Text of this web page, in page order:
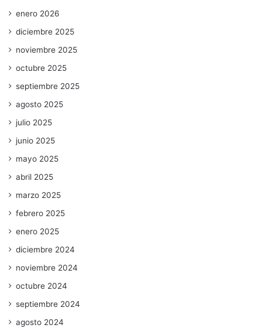
enero 2026
diciembre 2025
noviembre 2025
octubre 2025
septiembre 2025
agosto 2025
julio 2025
junio 2025
mayo 2025
abril 2025
marzo 2025
febrero 2025
enero 2025
diciembre 2024
noviembre 2024
octubre 2024
septiembre 2024
agosto 2024